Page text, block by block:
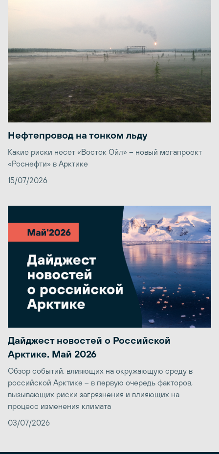
Нефтепровод на тонком льду
Какие риски несет «Восток Ойл» – новый мегапроект
«Роснефти» в Арктике
15/07/2026
Дайджест новостей о Российской
Арктике. Май 2026
Обзор событий, влияющих на окружающую среду в
российской Арктике – в первую очередь факторов,
вызывающих риски загрязнения и влияющих на
процесс изменения климата
03/07/2026